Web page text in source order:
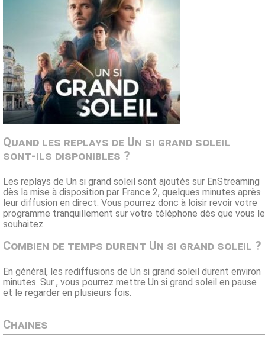
Quand les replays de Un si grand soleil
sont-ils disponibles ?
Les replays de Un si grand soleil sont ajoutés sur EnStreaming
dès la mise à disposition par France 2, quelques minutes après
leur diffusion en direct. Vous pourrez donc à loisir revoir votre
programme tranquillement sur votre téléphone dès que vous le
souhaitez.
Combien de temps durent Un si grand soleil ?
En général, les rediffusions de Un si grand soleil durent environ
minutes. Sur , vous pourrez mettre Un si grand soleil en pause
et le regarder en plusieurs fois.
Chaines